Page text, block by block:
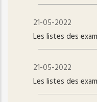
21-05-2022
Les listes des
21-05-2022
Les listes des